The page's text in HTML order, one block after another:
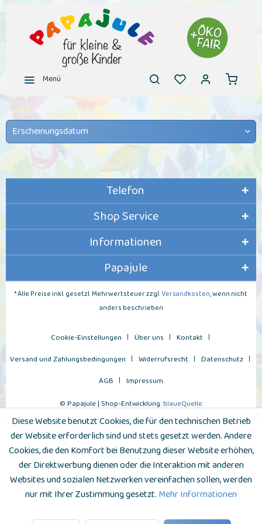
Menü
Telefon
Shop Service
Informationen
Papajule
* Alle Preise inkl. gesetzl. Mehrwertsteuer zzgl. Versandkosten, wenn nicht
anders beschrieben
Cookie-Einstellungen Über uns
Kontakt
Versand und Zahlungsbedingungen
Widerrufsrecht
Datenschutz
AGB
Impressum
© Papajule | Shop-Entwicklung:blaueQuelle
Diese Website benutzt Cookies, die für den technischen Betrieb
der Website erforderlich sind und stets gesetzt werden. Andere
Cookies, die den Komfort bei Benutzung dieser Website erhöhen,
der Direktwerbung dienen oder die Interaktion mit anderen
Websites und sozialen Netzwerken vereinfachen sollen, werden
nur mit Ihrer Zustimmung gesetzt. Mehr Informationen